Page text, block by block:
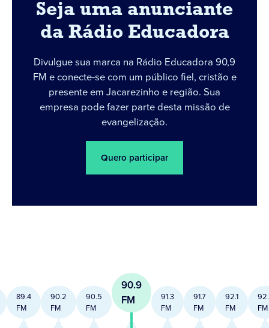
Seja uma anunciante
da Rádio Educadora
Divulgue sua marca na Rádio Educadora 90,9
FM e conecte-se com um público fiel, cristão e
presente em Jacarezinho e região. Sua
empresa pode fazer parte desta missão de
evangelização.
Quero participar
89.4
FM
90.2
FM
90.5
FM
90.9
FM
91.3
FM
91.7
FM
92.1
FM
FM